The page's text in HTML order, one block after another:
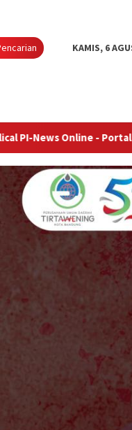
KAMIS, 6
- Portal Berita